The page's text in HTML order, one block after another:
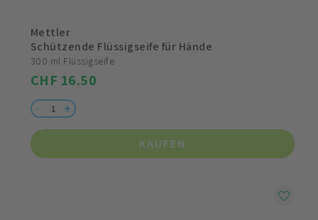
Mettler
Schützende Flüssigseife für Hände
300 ml Flüssigseife
CHF 16.50
KAUFEN